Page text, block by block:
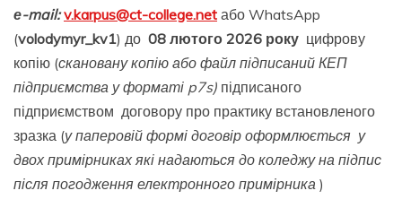
е-mail:v.karpus@ct-college.net або WhatsApp
(volodymyr_kv1) до 08 лютого 2026 року цифрову
копію (скановану копію або файл підписаний КЕП
підприємства у форматі p7s) підписаного
підприємством договору про практику встановленого
зразка (у паперовій формі договір оформлюється у
двох примірниках які надаються до коледжу на підпис
після погодження електронного примірника )